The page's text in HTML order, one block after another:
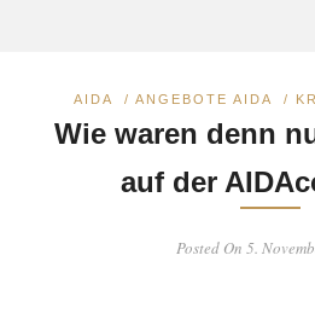
AIDA / ANGEBOTE AIDA /
Wie waren denn
auf der
Posted On 5.